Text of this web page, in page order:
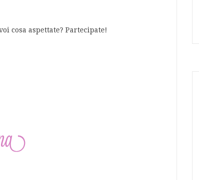
cosa aspettate? Partecipate!